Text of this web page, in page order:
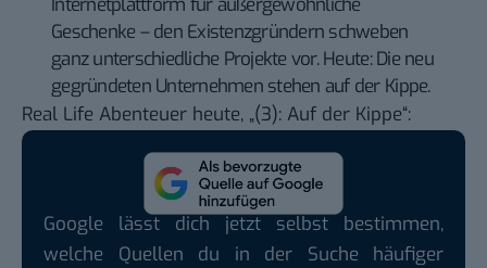
Internetplattform für außergewöhnliche
Geschenke – den Existenzgründern schweben
ganz unterschiedliche Projekte vor. Heute: Die neu
gegründeten Unternehmen stehen auf der Kippe.
Real Life Abenteuer heute, „(3): Auf der Kippe“:
Google lässt dich jetzt selbst bestimmen,
welche Quellen du in der Suche häufiger